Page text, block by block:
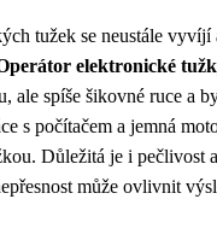
tužek se neustále
elektronické
ale spíše šikovné ruce a
s počítačem a jemná
Důležitá je i pečlivost
může ovlivnit